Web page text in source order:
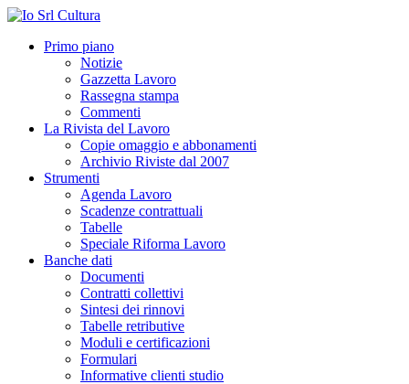
Primo piano
Notizie
Gazzetta Lavoro
Rassegna stampa
Commenti
La Rivista del Lavoro
Copie omaggio e abbonamenti
Archivio Riviste dal 2007
Strumenti
Agenda Lavoro
Scadenze contrattuali
Tabelle
Speciale Riforma Lavoro
Banche dati
Documenti
Contratti collettivi
Sintesi dei rinnovi
Tabelle retributive
Moduli e certificazioni
Formulari
Informative clienti studio